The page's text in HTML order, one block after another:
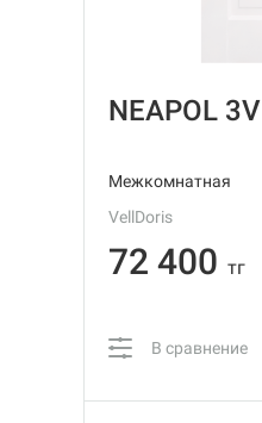
NEAPOL 3V
Межкомнатная
VellDoris
72 400 тг
В сравнение